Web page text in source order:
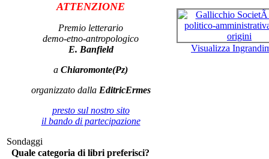
ATTENZIONE
Premio letterario
demo-etno-antropologico
E. Banfield
a Chiaromonte(Pz)
organizzato dalla EditricErmes
presto sul nostro sito
il bando di partecipazione
Sondaggi
Quale categoria di libri preferisci?
Visualizza